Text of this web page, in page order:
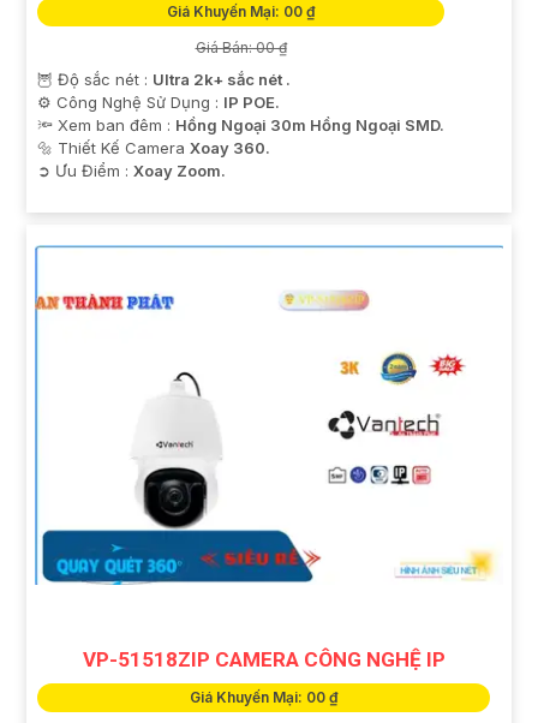
Giá Khuyến Mại: 00 ₫
Giá Bán: 00 ₫
🦉 Độ sắc nét : Ultra 2k+ sắc nét .
⚙ Công Nghệ Sử Dụng : IP POE.
🔦 Xem ban đêm : Hồng Ngoại 30m Hồng Ngoại SMD.
🔩 Thiết Kế Camera Xoay 360.
️➲ Ưu Điểm : Xoay Zoom.
VP-51518ZIP CAMERA CÔNG NGHỆ IP
Giá Khuyến Mại: 00 ₫